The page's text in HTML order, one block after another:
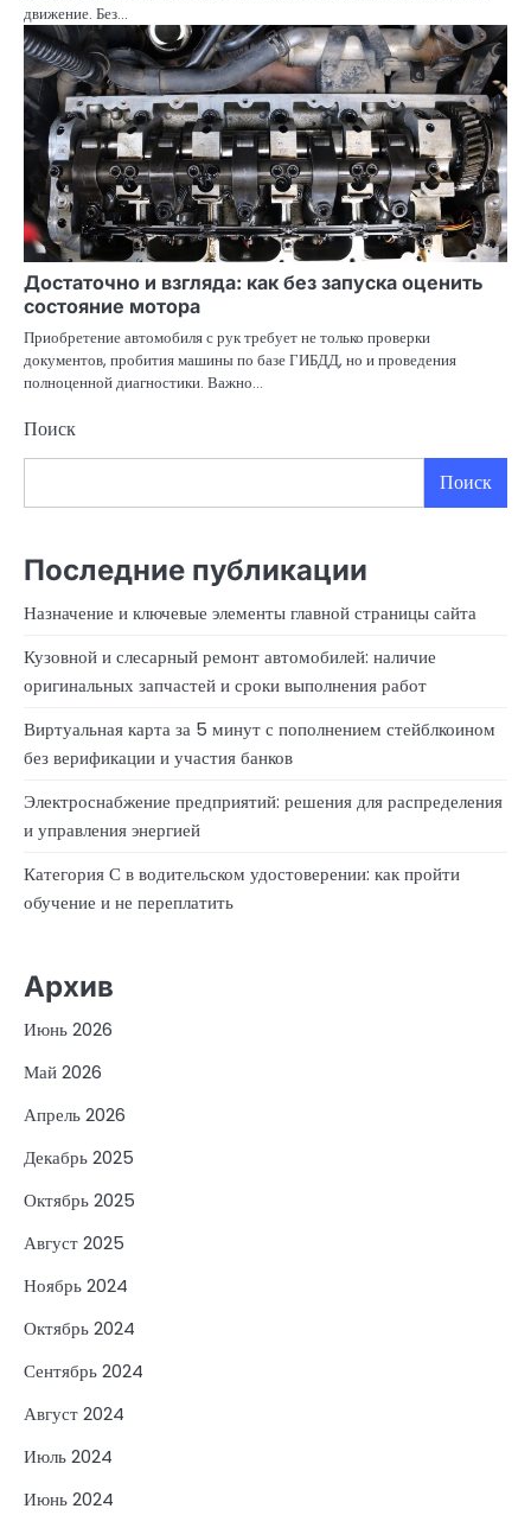
движение. Без…
Достаточно и взгляда: как без запуска оценить
состояние мотора
Приобретение автомобиля с рук требует не только проверки
документов, пробития машины по базе ГИБДД, но и проведения
полноценной диагностики. Важно…
Поиск
Поиск
Последние публикации
Назначение и ключевые элементы главной страницы сайта
Кузовной и слесарный ремонт автомобилей: наличие
оригинальных запчастей и сроки выполнения работ
Виртуальная карта за 5 минут с пополнением стейблкоином
без верификации и участия банков
Электроснабжение предприятий: решения для распределения
и управления энергией
Категория С в водительском удостоверении: как пройти
обучение и не переплатить
Архив
Июнь 2026
Май 2026
Апрель 2026
Декабрь 2025
Октябрь 2025
Август 2025
Ноябрь 2024
Октябрь 2024
Сентябрь 2024
Август 2024
Июль 2024
Июнь 2024